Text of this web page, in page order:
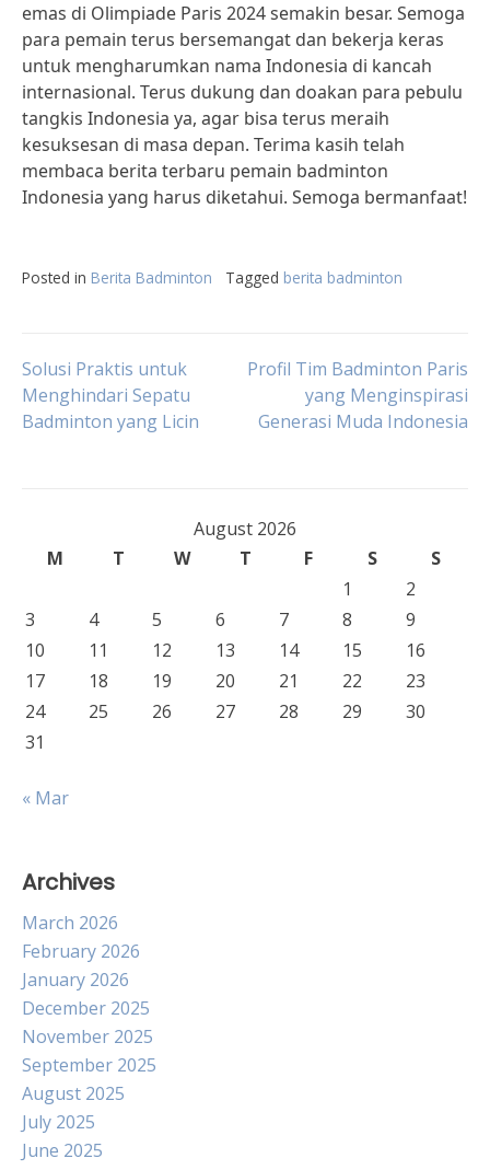
emas di Olimpiade Paris 2024 semakin besar. Semoga
para pemain terus bersemangat dan bekerja keras
untuk mengharumkan nama Indonesia di kancah
internasional. Terus dukung dan doakan para pebulu
tangkis Indonesia ya, agar bisa terus meraih
kesuksesan di masa depan. Terima kasih telah
membaca berita terbaru pemain badminton
Indonesia yang harus diketahui. Semoga bermanfaat!
Posted in Berita Badminton Tagged berita badminton
Post
navigation
Solusi Praktis untuk
Menghindari Sepatu
Badminton yang Licin
Profil Tim Badminton Paris
yang Menginspirasi
Generasi Muda Indonesia
August 2026
M
T W T F S
S
1
2
3
4 5 6 7 8
9
10
11 12 13 14 15
16
17
18 19 20 21 22
23
24
25 26 27 28 29
30
31
« Mar
Archives
March 2026
February 2026
January 2026
December 2025
November 2025
September 2025
August 2025
July 2025
June 2025